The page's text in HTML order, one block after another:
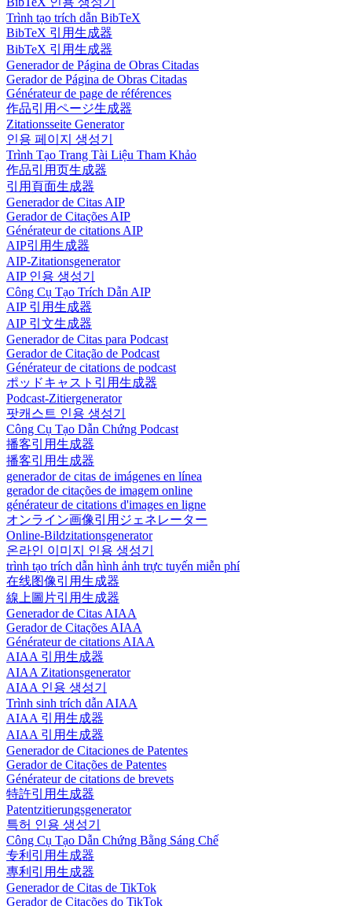
Trình tạo trích dẫn BibTeX
BibTeX 引用生成器
BibTeX 引用生成器
Generador de Página de Obras Citadas
Gerador de Página de Obras Citadas
Générateur de page de références
作品引用ページ生成器
Zitationsseite Generator
인용 페이지 생성기
Trình Tạo Trang Tài Liệu Tham Khảo
作品引用页生成器
引用頁面生成器
Generador de Citas AIP
Gerador de Citações AIP
Générateur de citations AIP
AIP引用生成器
AIP-Zitationsgenerator
AIP 인용 생성기
Công Cụ Tạo Trích Dẫn AIP
AIP 引用生成器
AIP 引文生成器
Generador de Citas para Podcast
Gerador de Citação de Podcast
Générateur de citations de podcast
ポッドキャスト引用生成器
Podcast-Zitiergenerator
팟캐스트 인용 생성기
Công Cụ Tạo Dẫn Chứng Podcast
播客引用生成器
播客引用生成器
generador de citas de imágenes en línea
gerador de citações de imagem online
générateur de citations d'images en ligne
オンライン画像引用ジェネレーター
Online-Bildzitationsgenerator
온라인 이미지 인용 생성기
trình tạo trích dẫn hình ảnh trực tuyến miễn phí
在线图像引用生成器
線上圖片引用生成器
Generador de Citas AIAA
Gerador de Citações AIAA
Générateur de citations AIAA
AIAA 引用生成器
AIAA Zitationsgenerator
AIAA 인용 생성기
Trình sinh trích dẫn AIAA
AIAA 引用生成器
AIAA 引用生成器
Generador de Citaciones de Patentes
Gerador de Citações de Patentes
Générateur de citations de brevets
特許引用生成器
Patentzitierungsgenerator
특허 인용 생성기
Công Cụ Tạo Dẫn Chứng Bằng Sáng Chế
专利引用生成器
專利引用生成器
Generador de Citas de TikTok
Gerador de Citações do TikTok